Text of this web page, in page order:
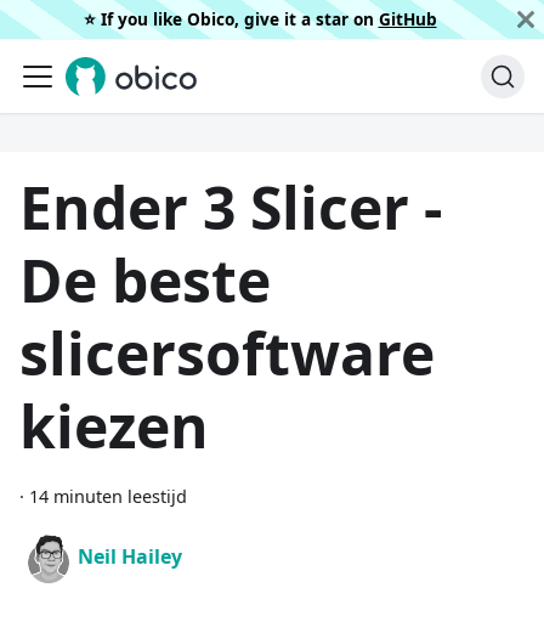
⭐️ If you like Obico, give it a star on GitHub
Ender 3 Slicer -
De beste
slicersoftware
kiezen
· 14 minuten leestijd
Neil Hailey